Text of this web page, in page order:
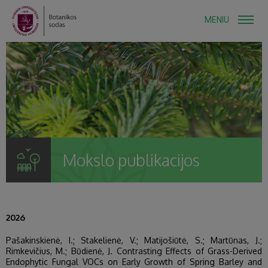
MENIU
Mokslo publikacijos
2026
Pašakinskienė, I.; Stakelienė, V.; Matijošiūtė, S.; Martūnas, J.;
Rimkevičius, M.; Būdienė, J. Contrasting Effects of Grass-Derived
Endophytic Fungal VOCs on Early Growth of Spring Barley and